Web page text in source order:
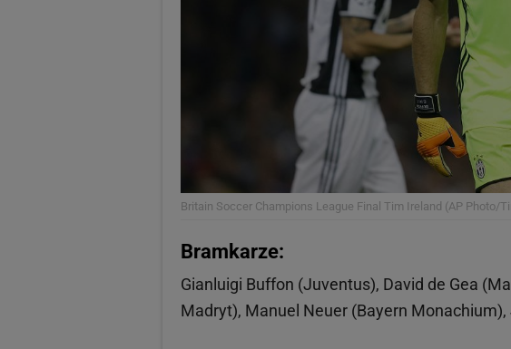
Britain Soccer Champions League Final Tim Ireland (AP Photo/
Bramkarze:
Gianluigi Buffon (Juventus), David de Gea
Madryt), Manuel Neuer (Bayern